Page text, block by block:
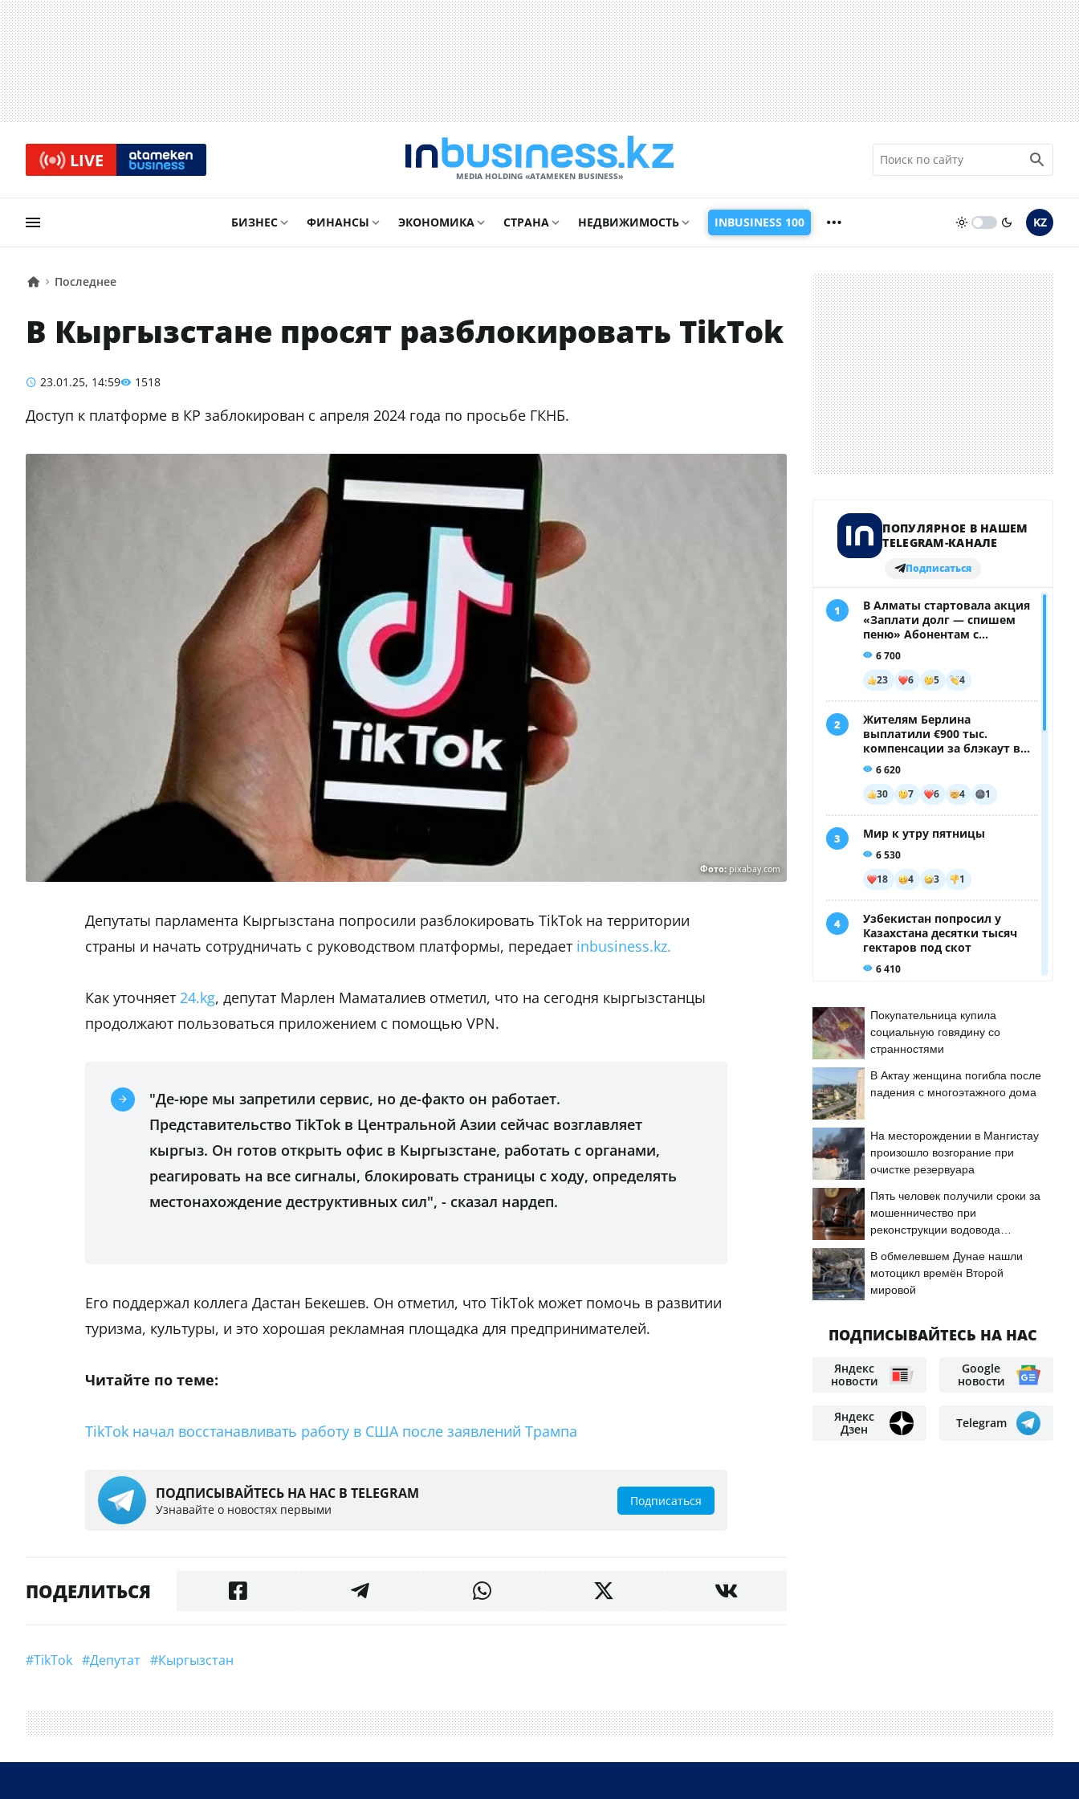
LIVE
MEDIA HOLDING «ATAMEKЕN BUSINESS»
БИЗНЕС ФИНАНСЫ ЭКОНОМИКА СТРАНА НЕДВИЖИМОСТЬ INBUSINESS 100 KZ
Последнее
В Кыргызстане просят разблокировать TikTok
23.01.25, 14:59 1518
Доступ к платформе в КР заблокирован с апреля 2024 года по просьбе ГКНБ.
Фото:pixabay.com
Депутаты парламента Кыргызстана попросили разблокировать TikTok на территории
страны и начать сотрудничать с руководством платформы, передает inbusiness.kz.
Как уточняет 24.kg, депутат Марлен Маматалиев отметил, что на сегодня кыргызстанцы
продолжают пользоваться приложением с помощью VPN.
"Де-юре мы запретили сервис, но де-факто он работает.
Представительство TikTok в Центральной Азии сейчас возглавляет
кыргыз. Он готов открыть офис в Кыргызстане, работать с органами,
реагировать на все сигналы, блокировать страницы с ходу, определять
местонахождение деструктивных сил", - сказал нардеп.
Его поддержал коллега Дастан Бекешев. Он отметил, что TikTok может помочь в развитии
туризма, культуры, и это хорошая рекламная площадка для предпринимателей.
Читайте по теме:
TikTok начал восстанавливать работу в США после заявлений Трампа
ПОДПИСЫВАЙТЕСЬ НА НАС В TELEGRAM
Узнавайте о новостях первыми
Подписаться
ПОДЕЛИТЬСЯ
#TikTok #Депутат #Кыргызстан
Покупательница купила
социальную говядину со
странностями
В Актау женщина погибла после
падения с многоэтажного дома
На месторождении в Мангистау
произошло возгорание при
очистке резервуара
Пять человек получили сроки за
мошенничество при
реконструкции водовода
В обмелевшем Дунае нашли
мотоцикл времён Второй
мировой
ПОДПИСЫВАЙТЕСЬ НА НАС
Яндекс
новости
Google
новости
Яндекс
Дзен
Telegram